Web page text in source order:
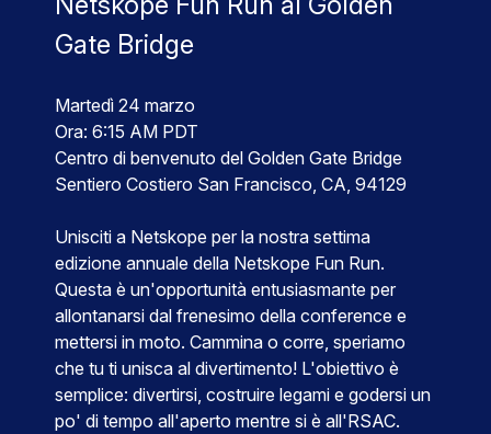
Gate Bridge
Martedì 24 marzo
Ora: 6:15 AM PDT
Centro di benvenuto del Golden Gate Bridge
Sentiero Costiero San Francisco, CA, 94129
Unisciti a Netskope per la nostra settima
edizione annuale della Netskope Fun Run.
Questa è un'opportunità entusiasmante per
allontanarsi dal frenesimo della conference e
mettersi in moto. Cammina o corre, speriamo
che tu ti unisca al divertimento! L'obiettivo è
semplice: divertirsi, costruire legami e godersi un
po' di tempo all'aperto mentre si è all'RSAC.